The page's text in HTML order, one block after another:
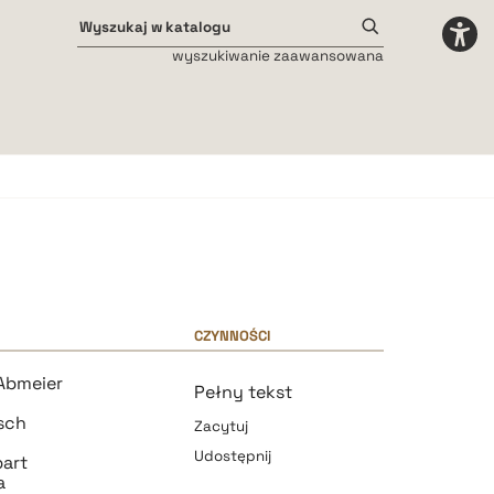
wyszukiwanie zaawansowana
CZYNNOŚCI
Pełny tekst
Zacytuj
Udostępnij